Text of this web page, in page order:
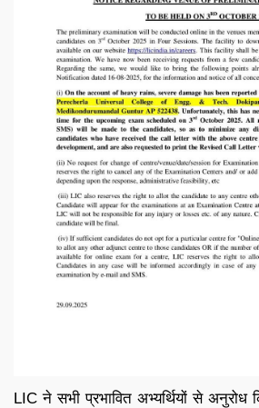
LIC ने सभी प्रभावित अभ्यर्थियों से